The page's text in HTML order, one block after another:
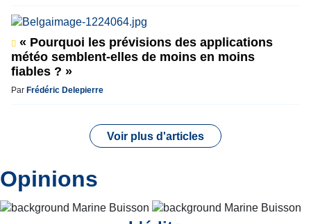
« Pourquoi les prévisions des applications
météo semblent-elles de moins en moins
fiables ? »
Par Frédéric Delepierre
Voir plus d'articles
Opinions